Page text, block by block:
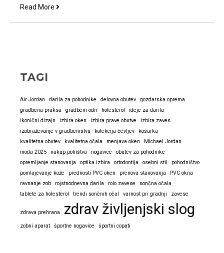
Read More Tissot
zelo
všeč
TAGI
Air Jordan darila za pohodnike delovna obutev
gozdarska oprema
gradbena praksa
gradbeni odri holesterol
ideje za darila
ikonični dizajn
izbira oken izbira prave obutve
izbira zaves
izobraževanje v gradbeništvu
kolekcija čevljev
košarka
kvalitetna obutev
kvalitetna očala menjava oken
Michael Jordan
moda 2025
nakup pohištva nogavice
obutev za pohodnike
opremljanje stanovanja
optika izbira ortodontija osebni stil
pohodništvo
pomlajevanje kože
prednosti PVC oken prenova stanovanja
PVC okna
ravnanje zob
rojstnodnevna darila rolo zavese
sončna očala
tablete za holesterol
trendi sončnih očal varnost pri gradnji zavese
zdrava prehrana zdrav življenjski slog
zobni aparat športne nogavice športni copati